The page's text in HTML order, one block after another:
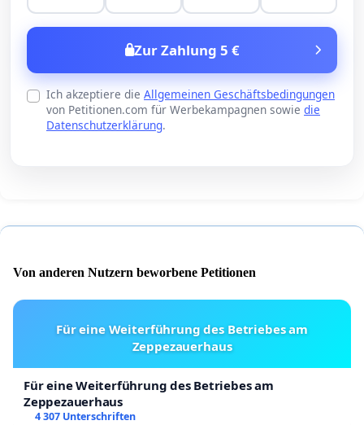
Zur Zahlung 5 €
Ich akzeptiere die Allgemeinen Geschäftsbedingungen
von Petitionen.com für Werbekampagnen sowie die
Datenschutzerklärung.
Von anderen Nutzern beworbene Petitionen
Für eine Weiterführung des Betriebes am
Zeppezauerhaus
Für eine Weiterführung des Betriebes am
Zeppezauerhaus
4 307 Unterschriften